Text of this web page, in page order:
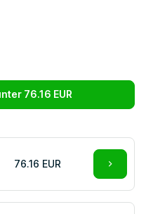
76.16 EUR
76.16 EUR